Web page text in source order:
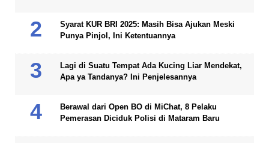
Syarat KUR BRI 2025: Masih Bisa Ajukan Meski
Punya Pinjol, Ini Ketentuannya
Lagi di Suatu Tempat Ada Kucing Liar Mendekat,
Apa ya Tandanya? Ini Penjelesannya
Berawal dari Open BO di MiChat, 8 Pelaku
Pemerasan Diciduk Polisi di Mataram Baru